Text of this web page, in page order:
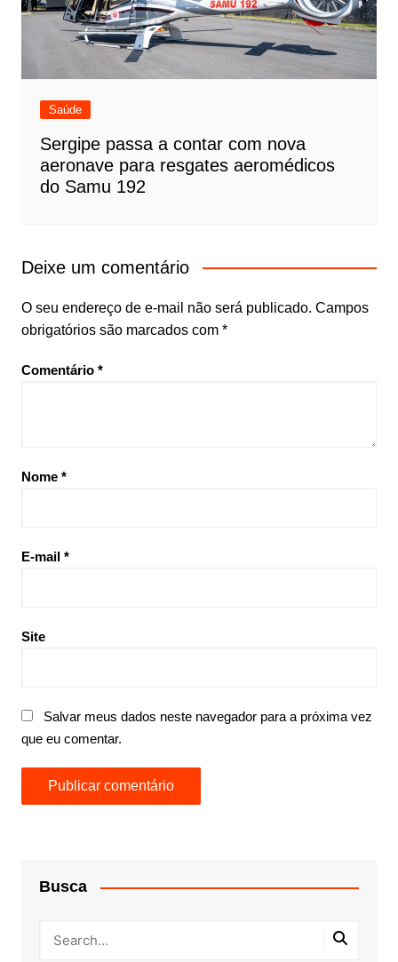
Saúde
Sergipe passa a contar com nova
aeronave para resgates aeromédicos
do Samu 192
Deixe um comentário
O seu endereço de e-mail não será publicado. Campos
obrigatórios são marcados com *
Comentário *
Nome *
E-mail *
Site
Salvar meus dados neste navegador para a próxima vez
que eu comentar.
Busca